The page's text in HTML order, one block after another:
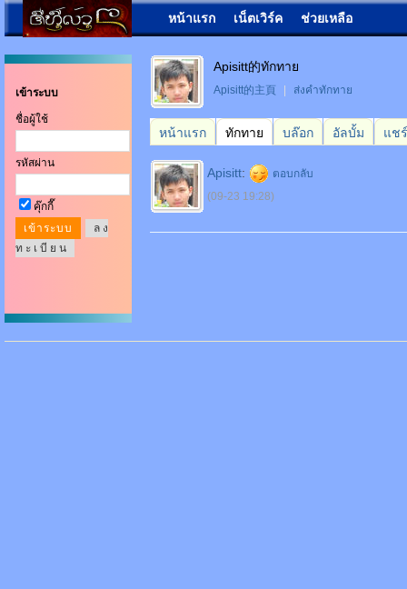
หน้าแรก เน็ตเวิร์ค ช่วยเหลือ
เข้าระบบ
ชื่อผู้ใช้
รหัสผ่าน
คุ๊กกี๊
ล ง
ท ะ เ บี ย น
Apisitt的ทักทาย
Apisitt的主頁 ส่งคำทักทาย
หน้าแรก ทักทาย บล๊อก อัลบั้ม แชร์
Apisitt:
ตอบกลับ
(09-23 19:28)